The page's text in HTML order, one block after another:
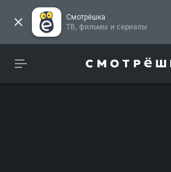
Смотрёшка
ТВ, фильмы и сериалы